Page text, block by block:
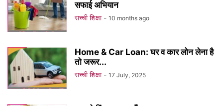
सफाई अभियान
सच्ची शिक्षा - 10 months ago
Home & Car Loan: घर व कार लोन लेना है
तो जरूर...
सच्ची शिक्षा - 17 July, 2025